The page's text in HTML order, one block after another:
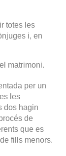
totes les
i, en
matrimoni.
per un
les
dos hagin
de
que es
fills menors.